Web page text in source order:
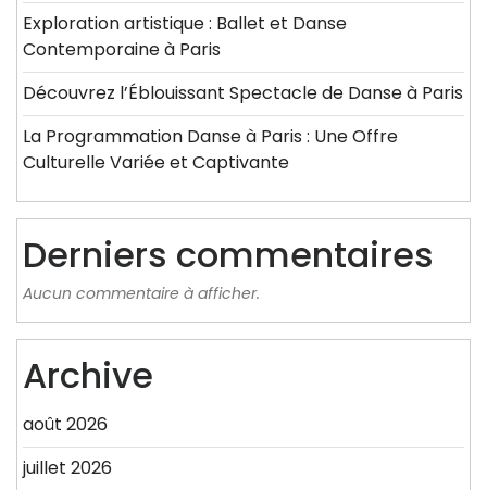
Exploration artistique : Ballet et Danse
Contemporaine à Paris
Découvrez l’Éblouissant Spectacle de Danse à Paris
La Programmation Danse à Paris : Une Offre
Culturelle Variée et Captivante
Derniers commentaires
Aucun commentaire à afficher.
Archive
août 2026
juillet 2026